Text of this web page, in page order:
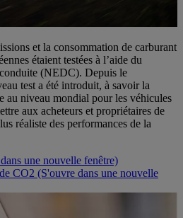
et la consommation de carburant
étaient testées à l’aide du
(NEDC). Depuis le
test a été introduit, à savoir la
au niveau mondial pour les véhicules
aux acheteurs et propriétaires de
réaliste des performances de la
une nouvelle fenêtre)
CO2 (S'ouvre dans une nouvelle